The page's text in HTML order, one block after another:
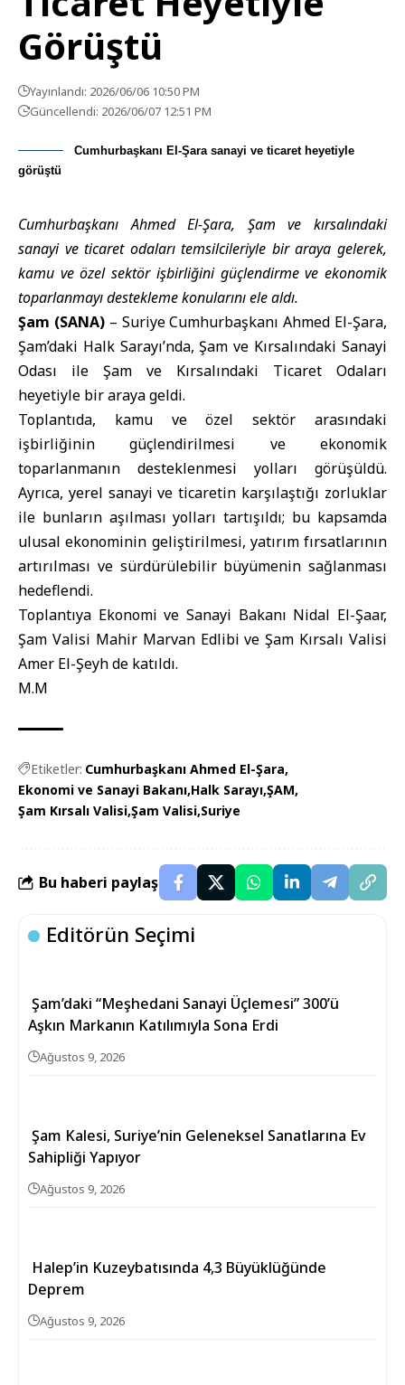
Görüştü
Yayınlandı: 2026/06/06 10:50 PM
Güncellendi: 2026/06/07 12:51 PM
Cumhurbaşkanı El-Şara sanayi ve ticaret heyetiyle
görüştü
Cumhurbaşkanı Ahmed El-Şara, Şam ve kırsalındaki
sanayi ve ticaret odaları temsilcileriyle bir araya gelerek,
kamu ve özel sektör işbirliğini güçlendirme ve ekonomik
toparlanmayı destekleme konularını ele aldı.
Şam (SANA)– SuriyeCumhurbaşkanı Ahmed El-Şara,
Şam’daki Halk Sarayı’nda, Şam ve Kırsalındaki Sanayi
Odası ile Şam ve Kırsalındaki Ticaret Odaları
heyetiyle bir araya geldi.
Toplantıda, kamu ve özel sektör arasındaki
işbirliğinin güçlendirilmesi ve ekonomik
toparlanmanın desteklenmesi yolları görüşüldü.
Ayrıca, yerel sanayi ve ticaretin karşılaştığı zorluklar
ile bunların aşılması yolları tartışıldı; bu kapsamda
ulusal ekonominin geliştirilmesi, yatırım fırsatlarının
artırılması ve sürdürülebilir büyümenin sağlanması
hedeflendi.
Toplantıya Ekonomi ve Sanayi Bakanı Nidal El-Şaar,
Şam Valisi Mahir Marvan Edlibi ve Şam Kırsalı Valisi
Amer El-Şeyh de katıldı.
M.M
Etiketler: Cumhurbaşkanı Ahmed El-Şara
Ekonomi ve Sanayi Bakanı Halk Sarayı ŞAM
Şam Kırsalı Valisi Şam Valisi Suriye
Bu haberi paylaş
Editörün Seçimi
Şam’daki “Meşhedani Sanayi Üçlemesi” 300’ü
Aşkın Markanın Katılımıyla Sona Erdi
Ağustos 9, 2026
Şam Kalesi, Suriye’nin Geleneksel Sanatlarına Ev
Sahipliği Yapıyor
Ağustos 9, 2026
Halep’in Kuzeybatısında 4,3 Büyüklüğünde
Deprem
Ağustos 9, 2026